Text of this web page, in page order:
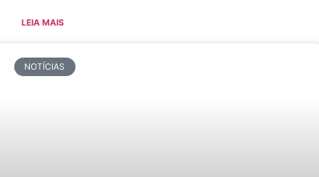
LEIA MAIS
NOTÍCIAS